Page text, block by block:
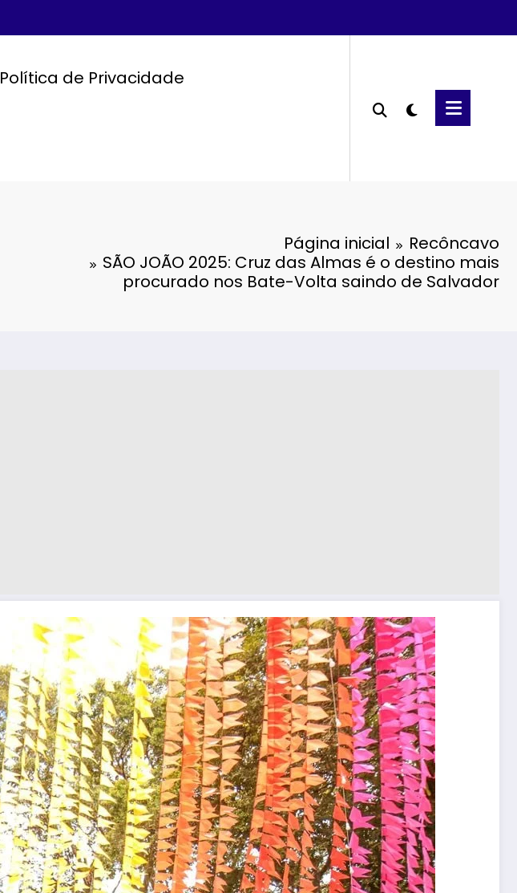
Política de Privacidade
Página inicial
Recôncavo
SÃO JOÃO 2025: Cruz das Almas é o destino mais
procurado nos Bate-Volta saindo de Salvador